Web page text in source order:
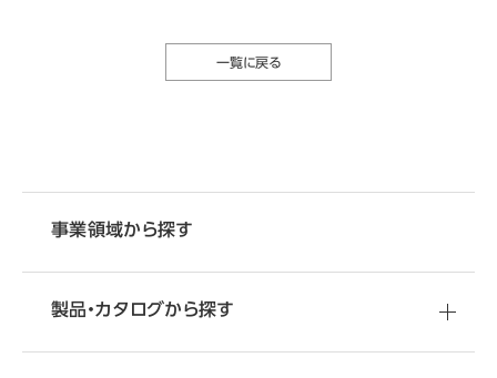
一覧に戻る
事業領域から探す
製品・カタログから探す